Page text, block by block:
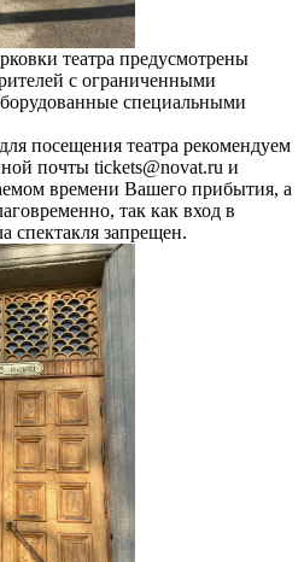
театра предусмотрены
с ограниченными
специальными
посещения театра рекомендуем
почты tickets@novat.ru и
времени Вашего прибытия, а
так как вход в
спектакля запрещен.